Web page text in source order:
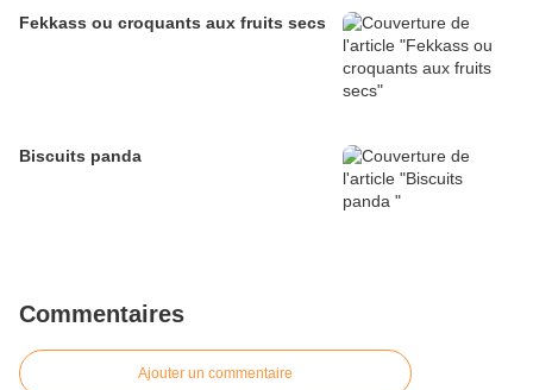
Fekkass ou croquants aux fruits secs
Biscuits panda
Commentaires
Ajouter un commentaire